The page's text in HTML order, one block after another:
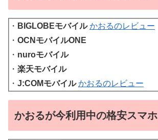
・ BIGLOBEモバイル かおるのレビュー
・ OCNモバイルONE
・ nuroモバイル
・ 楽天モバイル
・ J:COMモバイル かおるのレビュー
かおるが今利用中の格安スマホ